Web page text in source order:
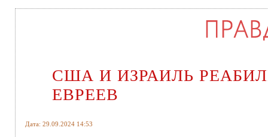
США И ИЗРАИЛЬ
ЕВРЕЕВ
Дата: 29.09.2024 14:53